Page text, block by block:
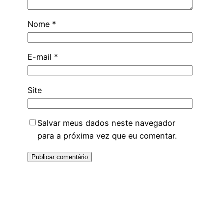
Nome *
E-mail *
Site
Salvar meus dados neste navegador
para a próxima vez que eu comentar.